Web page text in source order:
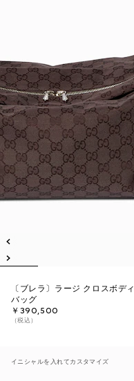
〔ブレラ〕ラージ クロスボディ
バッグ
￥390,500
（税込）
イニシャルを入れてカスタマイズ